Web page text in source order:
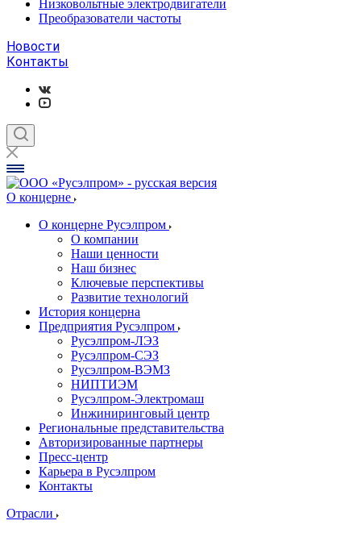
Низковольтные электродвигатели
Преобразователи частоты
Новости
Контакты
О концерне
О концерне Русэлпром
О компании
Наши ценности
Наш бизнес
Ключевые перспективы
Развитие технологий
История концерна
Предприятия Русэлпром
Русэлпром-ЛЭЗ
Русэлпром-СЭЗ
Русэлпром-ВЭМЗ
НИПТИЭМ
Русэлпром-Электромаш
Инжиниринговый центр
Региональные представительства
Авторизированные партнеры
Пресс-центр
Карьера в Русэлпром
Контакты
Отрасли